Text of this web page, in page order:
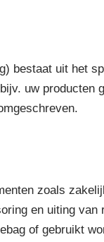
bestaat uit het
uw producten
zoals
en uiting
of gebruikt